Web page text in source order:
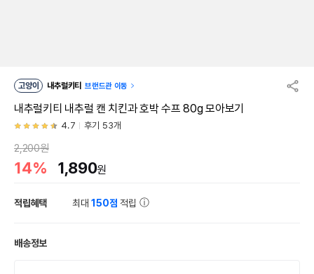
고양이 내추럴키티 브랜드관 이동
내추럴키티 내추럴 캔 치킨과 호박 수프 80g 모아보기
4.7 후기 53개
2,200원
14% 1,890원
적립혜택 최대150점 적립
배송정보